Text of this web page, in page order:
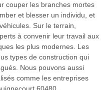
couper les branches mortes
et blesser un individu, et
Sur le terrain,
à convenir leur travail aux
les plus modernes. Les
types de construction qui
Nous pouvons aussi
comme les entreprises